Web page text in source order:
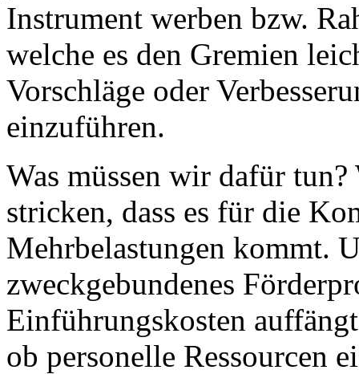
Instrument werben bzw.
welche es den Gremien
Vorschläge oder
einzuführen.
Was müssen wir dafür
stricken, dass es für die
Mehrbelastungen kommt.
zweckgebundenes
Einführungskosten
ob personelle Ressourcen